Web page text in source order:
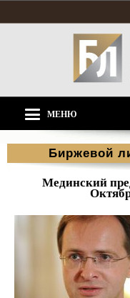
МЕНЮ
Биржевой
Мединский